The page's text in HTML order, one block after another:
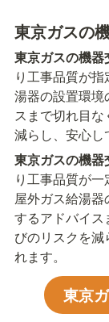
東京ガスの
東京ガスの機器
り工事品質が
湯器の設置環境
スまで切れ目
減らし、安心し
東京ガスの機器
り工事品質が一
屋外ガス給湯
するアドバイ
びのリスクを
れます。
東京